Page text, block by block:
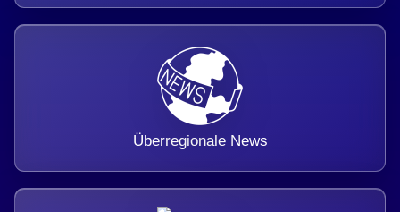
Überregionale News